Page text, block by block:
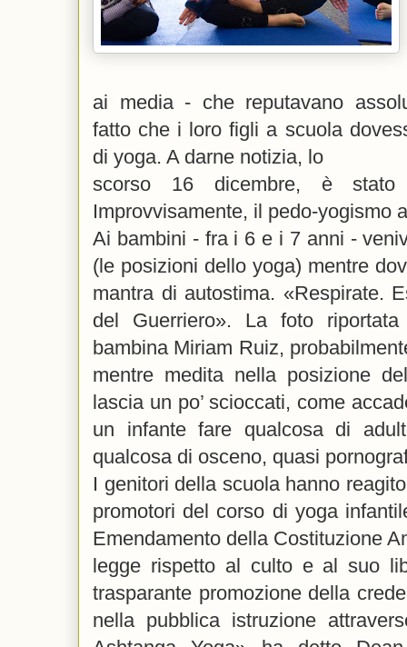
ai media - che reputavano
fatto che i loro figli a scuola
di yoga. A darne notizia, lo
scorso 16 dicembre, è
Improvvisamente, il pedo-yogismo
Ai bambini - fra i 6 e i 7 anni -
(le posizioni dello yoga) mentre
mantra di autostima. «Respirate.
del Guerriero». La foto
bambina Miriam Ruiz,
mentre medita nella posizione
lascia un po’ scioccati, come
un infante fare qualcosa di
qualcosa di osceno, quasi
I genitori della scuola hanno
promotori del corso di yoga
Emendamento della Costituzione
legge rispetto al culto e al suo
trasparante promozione della
nella pubblica istruzione